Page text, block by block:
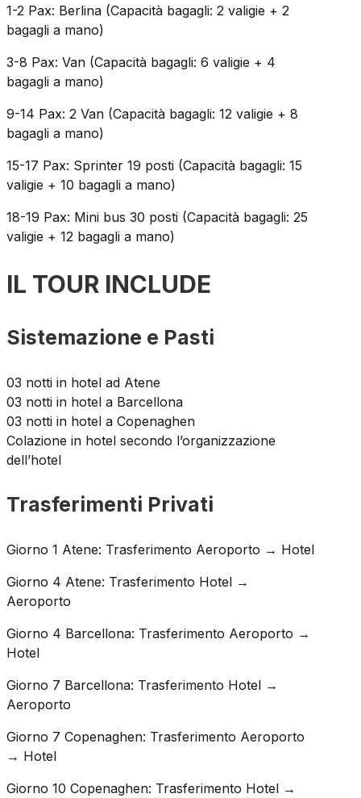
1-2 Pax: Berlina (Capacità bagagli: 2 valigie + 2
bagagli a mano)
3-8 Pax: Van (Capacità bagagli: 6 valigie + 4
bagagli a mano)
9-14 Pax: 2 Van (Capacità bagagli: 12 valigie + 8
bagagli a mano)
15-17 Pax: Sprinter 19 posti (Capacità bagagli: 15
valigie + 10 bagagli a mano)
18-19 Pax: Mini bus 30 posti (Capacità bagagli: 25
valigie + 12 bagagli a mano)
IL TOUR INCLUDE
Sistemazione e Pasti
03 notti in hotel ad Atene
03 notti in hotel a Barcellona
03 notti in hotel a Copenaghen
Colazione in hotel secondo l’organizzazione
dell’hotel
Trasferimenti Privati
Giorno 1 Atene: Trasferimento Aeroporto → Hotel
Giorno 4 Atene: Trasferimento Hotel →
Aeroporto
Giorno 4 Barcellona: Trasferimento Aeroporto →
Hotel
Giorno 7 Barcellona: Trasferimento Hotel →
Aeroporto
Giorno 7 Copenaghen: Trasferimento Aeroporto
→ Hotel
Giorno 10 Copenaghen: Trasferimento Hotel →